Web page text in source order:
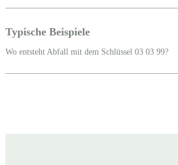
Typische Beispiele
Wo entsteht Abfall mit dem Schlüssel 03 03 99?